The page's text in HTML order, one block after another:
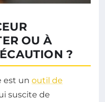
OU À
?
est un outil de
suscite de